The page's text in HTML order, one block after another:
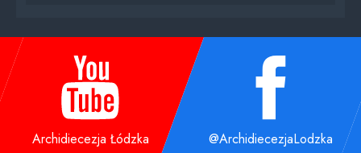
Archidiecezja Łódzka @ArchidiecezjaLodzka